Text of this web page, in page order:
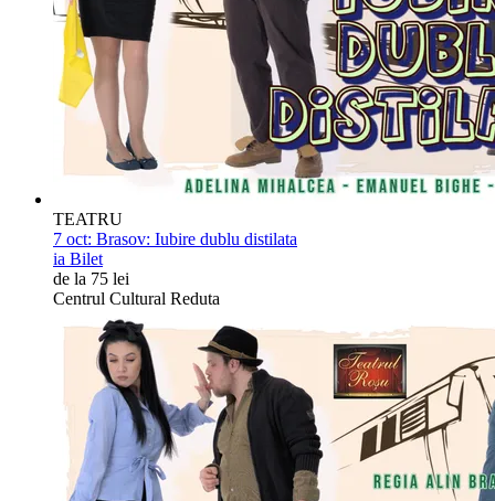
TEATRU
7 oct: Brasov: Iubire dublu distilata
ia Bilet
de la 75 lei
Centrul Cultural Reduta